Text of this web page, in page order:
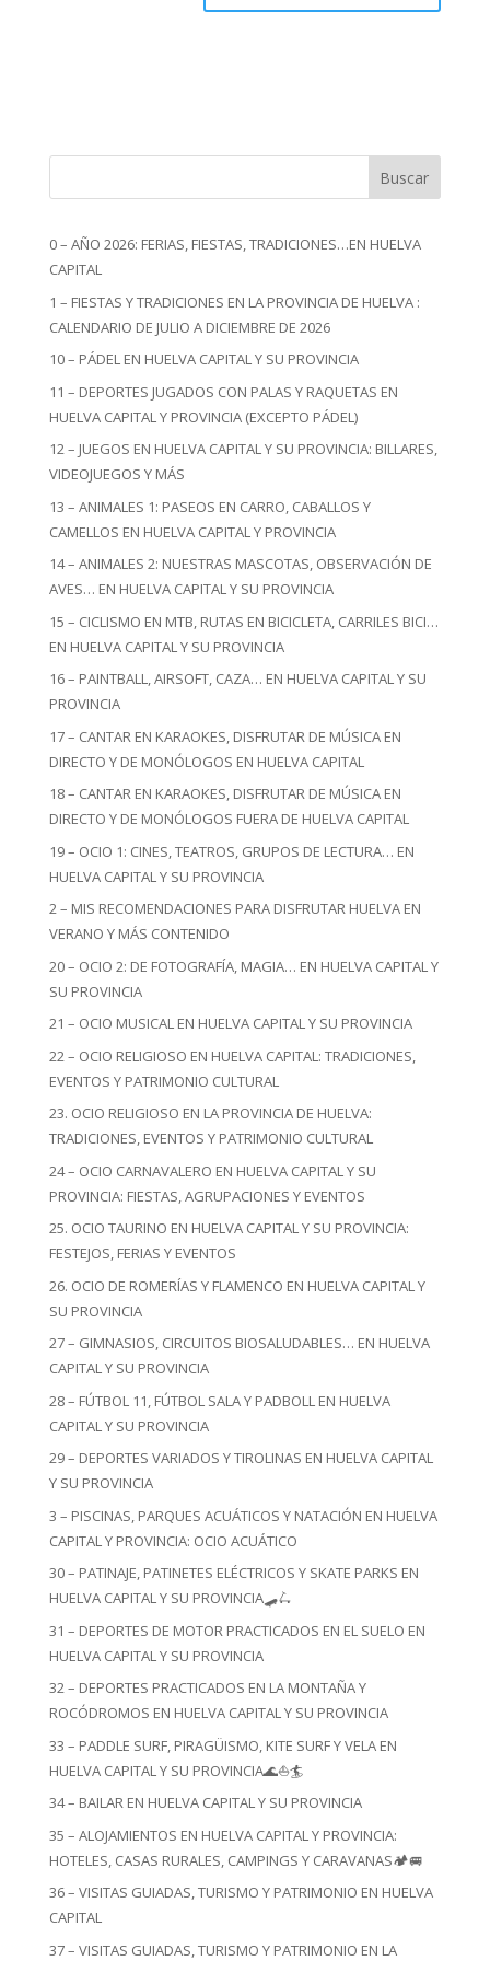
Buscar
0 – AÑO 2026: FERIAS, FIESTAS, TRADICIONES…EN HUELVA
CAPITAL
1 – FIESTAS Y TRADICIONES EN LA PROVINCIA DE HUELVA :
CALENDARIO DE JULIO A DICIEMBRE DE 2026
10 – PÁDEL EN HUELVA CAPITAL Y SU PROVINCIA
11 – DEPORTES JUGADOS CON PALAS Y RAQUETAS EN
HUELVA CAPITAL Y PROVINCIA (EXCEPTO PÁDEL)
12 – JUEGOS EN HUELVA CAPITAL Y SU PROVINCIA: BILLARES,
VIDEOJUEGOS Y MÁS
13 – ANIMALES 1: PASEOS EN CARRO, CABALLOS Y
CAMELLOS EN HUELVA CAPITAL Y PROVINCIA
14 – ANIMALES 2: NUESTRAS MASCOTAS, OBSERVACIÓN DE
AVES… EN HUELVA CAPITAL Y SU PROVINCIA
15 – CICLISMO EN MTB, RUTAS EN BICICLETA, CARRILES BICI…
EN HUELVA CAPITAL Y SU PROVINCIA
16 – PAINTBALL, AIRSOFT, CAZA… EN HUELVA CAPITAL Y SU
PROVINCIA
17 – CANTAR EN KARAOKES, DISFRUTAR DE MÚSICA EN
DIRECTO Y DE MONÓLOGOS EN HUELVA CAPITAL
18 – CANTAR EN KARAOKES, DISFRUTAR DE MÚSICA EN
DIRECTO Y DE MONÓLOGOS FUERA DE HUELVA CAPITAL
19 – OCIO 1: CINES, TEATROS, GRUPOS DE LECTURA… EN
HUELVA CAPITAL Y SU PROVINCIA
2 – MIS RECOMENDACIONES PARA DISFRUTAR HUELVA EN
VERANO Y MÁS CONTENIDO
20 – OCIO 2: DE FOTOGRAFÍA, MAGIA… EN HUELVA CAPITAL Y
SU PROVINCIA
21 – OCIO MUSICAL EN HUELVA CAPITAL Y SU PROVINCIA
22 – OCIO RELIGIOSO EN HUELVA CAPITAL: TRADICIONES,
EVENTOS Y PATRIMONIO CULTURAL
23. OCIO RELIGIOSO EN LA PROVINCIA DE HUELVA:
TRADICIONES, EVENTOS Y PATRIMONIO CULTURAL
24 – OCIO CARNAVALERO EN HUELVA CAPITAL Y SU
PROVINCIA: FIESTAS, AGRUPACIONES Y EVENTOS
25. OCIO TAURINO EN HUELVA CAPITAL Y SU PROVINCIA:
FESTEJOS, FERIAS Y EVENTOS
26. OCIO DE ROMERÍAS Y FLAMENCO EN HUELVA CAPITAL Y
SU PROVINCIA
27 – GIMNASIOS, CIRCUITOS BIOSALUDABLES… EN HUELVA
CAPITAL Y SU PROVINCIA
28 – FÚTBOL 11, FÚTBOL SALA Y PADBOLL EN HUELVA
CAPITAL Y SU PROVINCIA
29 – DEPORTES VARIADOS Y TIROLINAS EN HUELVA CAPITAL
Y SU PROVINCIA
3 – PISCINAS, PARQUES ACUÁTICOS Y NATACIÓN EN HUELVA
CAPITAL Y PROVINCIA: OCIO ACUÁTICO
30 – PATINAJE, PATINETES ELÉCTRICOS Y SKATE PARKS EN
HUELVA CAPITAL Y SU PROVINCIA🛹🛴
31 – DEPORTES DE MOTOR PRACTICADOS EN EL SUELO EN
HUELVA CAPITAL Y SU PROVINCIA
32 – DEPORTES PRACTICADOS EN LA MONTAÑA Y
ROCÓDROMOS EN HUELVA CAPITAL Y SU PROVINCIA
33 – PADDLE SURF, PIRAGÜISMO, KITE SURF Y VELA EN
HUELVA CAPITAL Y SU PROVINCIA🌊⛵🏄
34 – BAILAR EN HUELVA CAPITAL Y SU PROVINCIA
35 – ALOJAMIENTOS EN HUELVA CAPITAL Y PROVINCIA:
HOTELES, CASAS RURALES, CAMPINGS Y CARAVANAS🏕️🚐
36 – VISITAS GUIADAS, TURISMO Y PATRIMONIO EN HUELVA
CAPITAL
37 – VISITAS GUIADAS, TURISMO Y PATRIMONIO EN LA